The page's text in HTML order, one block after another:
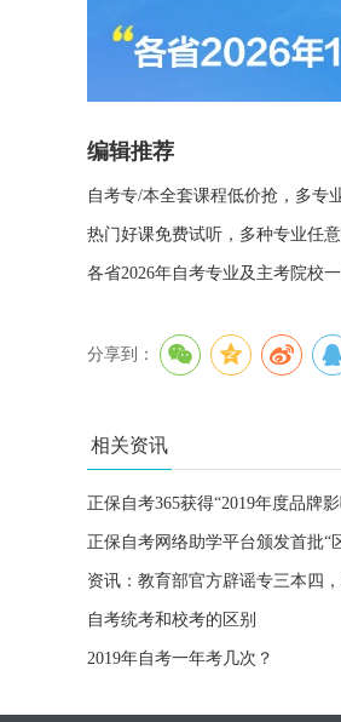
编辑推荐
自考专/本全套课程低价抢，多专
热门好课免费试听，多种专业任意
各省2026年自考专业及主考院校
分享到：
相关资讯
正保自考365获得“2019年度品牌
正保自考网络助学平台颁发首批“
自考统考和校考的区别
2019年自考一年考几次？